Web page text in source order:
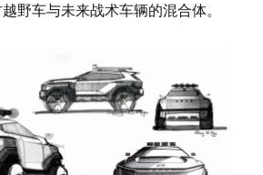
野车与未来战术车辆的混合体。